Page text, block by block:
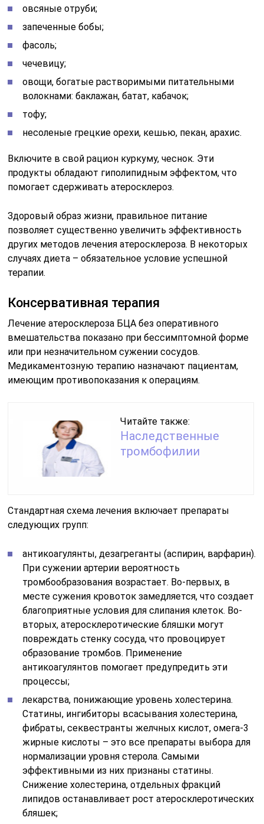
овсяные отруби;
запеченные бобы;
фасоль;
чечевицу;
овощи, богатые растворимыми питательными
волокнами: баклажан, батат, кабачок;
тофу;
несоленые грецкие орехи, кешью, пекан, арахис.
Включите в свой рацион куркуму, чеснок. Эти
продукты обладают гиполипидным эффектом, что
помогает сдерживать атеросклероз.
Здоровый образ жизни, правильное питание
позволяет существенно увеличить эффективность
других методов лечения атеросклероза. В некоторых
случаях диета – обязательное условие успешной
терапии.
Консервативная терапия
Лечение атеросклероза БЦА без оперативного
вмешательства показано при бессимптомной форме
или при незначительном сужении сосудов.
Медикаментозную терапию назначают пациентам,
имеющим противопоказания к операциям.
Читайте также:
Наследственные
тромбофилии
Стандартная схема лечения включает препараты
следующих групп:
антикоагулянты, дезагреганты (аспирин, варфарин).
При сужении артерии вероятность
тромбообразования возрастает. Во-первых, в
месте сужения кровоток замедляется, что создает
благоприятные условия для слипания клеток. Во-
вторых, атеросклеротические бляшки могут
повреждать стенку сосуда, что провоцирует
образование тромбов. Применение
антикоагулянтов помогает предупредить эти
процессы;
лекарства, понижающие уровень холестерина.
Статины, ингибиторы всасывания холестерина,
фибраты, секвестранты желчных кислот, омега-3
жирные кислоты – это все препараты выбора для
нормализации уровня стерола. Самыми
эффективными из них признаны статины.
Снижение холестерина, отдельных фракций
липидов останавливает рост атеросклеротических
бляшек;